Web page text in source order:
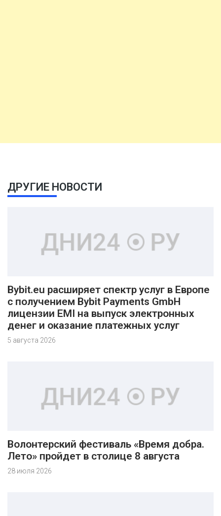
ДРУГИЕ НОВОСТИ
Bybit.eu расширяет спектр услуг в Европе
с получением Bybit Payments GmbH
лицензии EMI на выпуск электронных
денег и оказание платежных услуг
5 августа 2026
Волонтерский фестиваль «Время добра.
Лето» пройдет в столице 8 августа
28 июля 2026